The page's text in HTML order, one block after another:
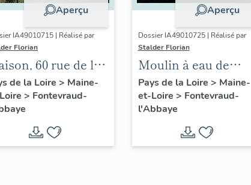
Aperçu
IA49010715 | Réalisé par
Florian
60 rue de la
Fontevraud-
de la Loire > Maine-
> Fontevraud-
Aperçu
Dossier IA49010725 | Réalisé par
Stalder Florian
Moulin à eau de
Mestré, actuellement
maison, Fontevraud-
l'Abbaye
Pays de la Loire > Maine-
et-Loire > Fontevraud-
l'Abbaye